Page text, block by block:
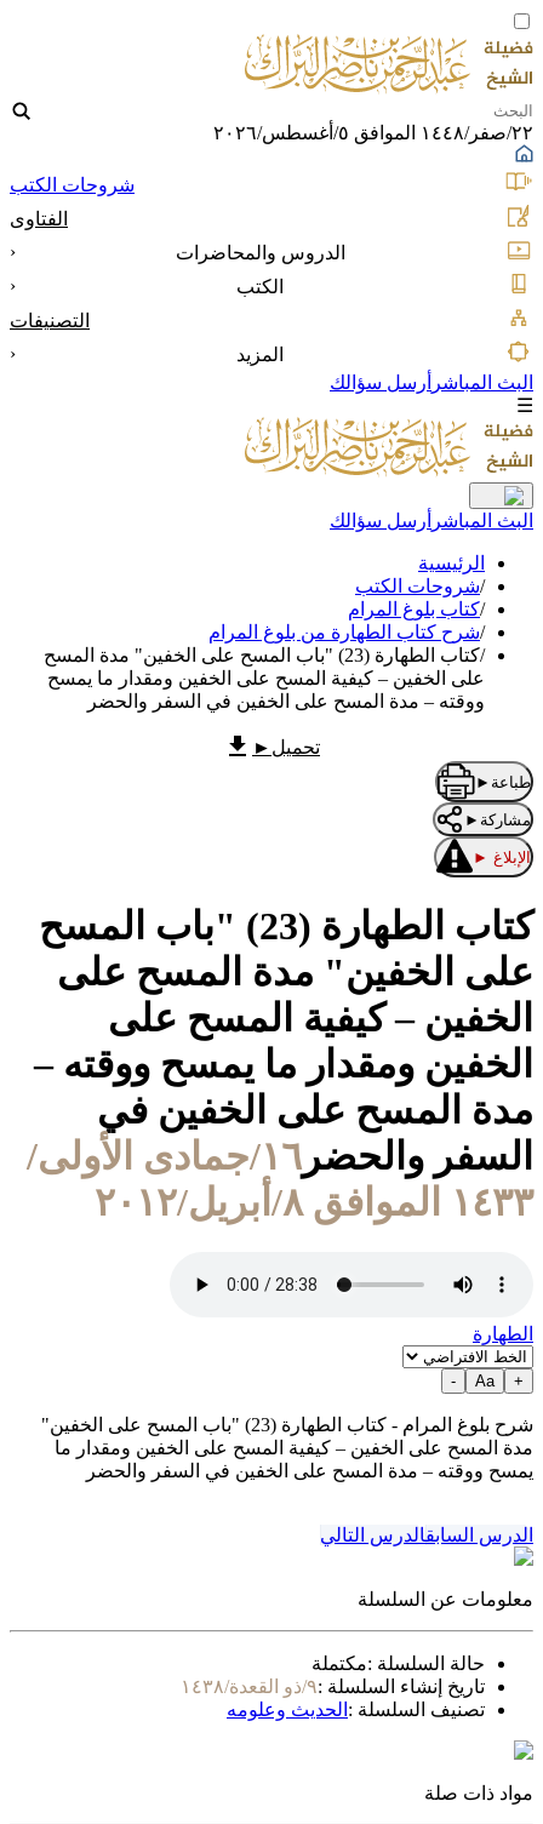
٢٢/صفر/١٤٤٨ الموافق ٥/أغسطس/٢٠٢٦
شروحات الكتب
الفتاوى
الدروس والمحاضرات
‹
الكتب
‹
التصنيفات
المزيد
‹
البث المباشر أرسل سؤالك
☰
البث المباشر أرسل سؤالك
الرئيسية
/شروحات الكتب
/كتاب بلوغ المرام
/شرح كتاب الطهارة من بلوغ المرام
/
كتاب الطهارة (23) "باب المسح على الخفين" مدة المسح
على الخفين – كيفية المسح على الخفين ومقدار ما يمسح
ووقته – مدة المسح على الخفين في السفر والحضر
تحميل ►
طباعة ►
مشاركة ►
الإبلاغ ►
كتاب الطهارة (23) "باب المسح
على الخفين" مدة المسح على
الخفين – كيفية المسح على
الخفين ومقدار ما يمسح ووقته –
مدة المسح على الخفين في
السفر والحضر
١٦/جمادى الأولى/
١٤٣٣ الموافق ٨/أبريل/٢٠١٢
الطهارة
+
Aa
-
شرح بلوغ المرام - كتاب الطهارة (23) "باب المسح على الخفين"
مدة المسح على الخفين – كيفية المسح على الخفين ومقدار ما
يمسح ووقته – مدة المسح على الخفين في السفر والحضر
الدرس السابقالدرس التالي
معلومات عن السلسلة
حالة السلسلة :مكتملة
تاريخ إنشاء السلسلة :٩/ذو القعدة/١٤٣٨
تصنيف السلسلة : الحديث وعلومه
مواد ذات صلة